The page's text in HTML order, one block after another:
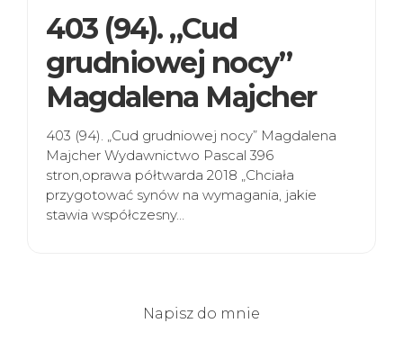
403 (94). „Cud
grudniowej nocy”
Magdalena Majcher
403 (94). „Cud grudniowej nocy” Magdalena
Majcher Wydawnictwo Pascal 396
stron,oprawa półtwarda 2018 „Chciała
przygotować synów na wymagania, jakie
stawia współczesny…
Napisz do mnie